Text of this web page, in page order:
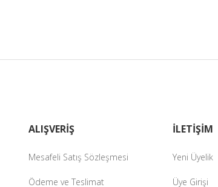
ALIŞVERİŞ
Mesafeli Satış Sözleşmesi
Ödeme ve Teslimat
İLETİŞİM
Yeni Üyelik
Üye Girişi